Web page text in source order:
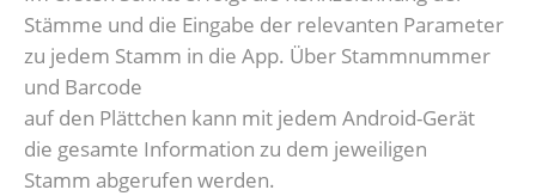
Stämme und die Eingabe der relevanten Parameter
zu jedem Stamm in die App. Über Stammnummer
und Barcode
auf den Plättchen kann mit jedem Android-Gerät
die gesamte Information zu dem jeweiligen
Stamm abgerufen werden.